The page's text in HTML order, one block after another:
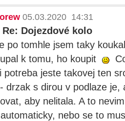
05.03.2020 14:31
Re: Dojezdové kolo
po tomhle jsem taky
k tomu, ho koupit
potreba jeste takovej ten
drzak s dirou v podlaze je,
aby nelitala. A to
nebo se to